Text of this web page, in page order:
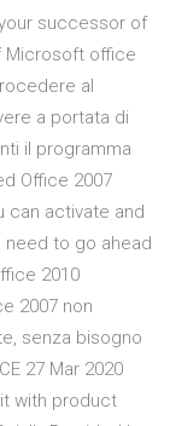
successor of
Microsoft office
al
a portata di
il programma
Office 2007
can activate and
need to go ahead
2010
2007 non
senza bisogno
27 Mar 2020
with product